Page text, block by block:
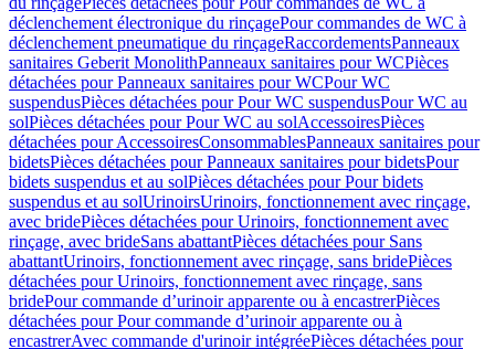
déclenchement électronique du rinçagePour commandes de WC à
déclenchement pneumatique du rinçageRaccordementsPanneaux
sanitaires Geberit MonolithPanneaux sanitaires pour WCPièces
détachées pour Panneaux sanitaires pour WCPour WC
suspendusPièces détachées pour Pour WC suspendusPour WC au
solPièces détachées pour Pour WC au solAccessoiresPièces
détachées pour AccessoiresConsommablesPanneaux sanitaires pour
bidetsPièces détachées pour Panneaux sanitaires pour bidetsPour
bidets suspendus et au solPièces détachées pour Pour bidets
suspendus et au solUrinoirsUrinoirs, fonctionnement avec rinçage,
avec bridePièces détachées pour Urinoirs, fonctionnement avec
rinçage, avec brideSans abattantPièces détachées pour Sans
abattantUrinoirs, fonctionnement avec rinçage, sans bridePièces
détachées pour Urinoirs, fonctionnement avec rinçage, sans
bridePour commande d’urinoir apparente ou à encastrerPièces
détachées pour Pour commande d’urinoir apparente ou à
encastrerAvec commande d'urinoir intégréePièces détachées pour